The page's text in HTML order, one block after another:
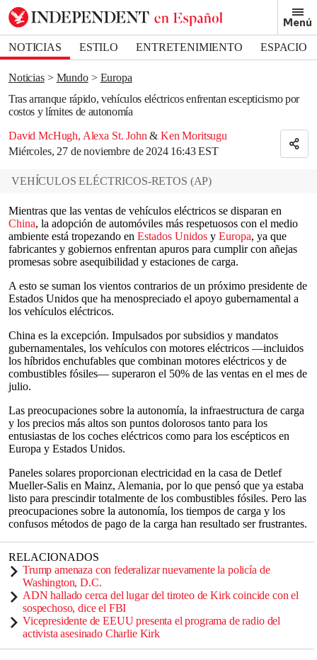
Menú
NOTICIAS ESTILO ENTRETENIMIENTO
ESPACIO
DEPORTES
Noticias Mundo
Europa
Tras arranque rápido, vehículos eléctricos enfrentan escepticismo por
costos y límites de autonomía
David McHugh, Alexa St. John & Ken Moritsugu
Miércoles, 27 de noviembre de 2024 16:43 EST
Bookmark popover
Removed from bookmarks
Close popover
VEHÍCULOS ELÉCTRICOS-RETOS (AP)
Mientras que las ventas de vehículos eléctricos se disparan en
China, la adopción de automóviles más respetuosos con el medio
ambiente está tropezando en Estados Unidos y Europa, ya que
fabricantes y gobiernos enfrentan apuros para cumplir con añejas
promesas sobre asequibilidad y estaciones de carga.
A esto se suman los vientos contrarios de un próximo presidente de
Estados Unidos que ha menospreciado el apoyo gubernamental a
los vehículos eléctricos.
China es la excepción. Impulsados por subsidios y mandatos
gubernamentales, los vehículos con motores eléctricos —incluidos
los híbridos enchufables que combinan motores eléctricos y de
combustibles fósiles— superaron el 50% de las ventas en el mes de
julio.
Las preocupaciones sobre la autonomía, la infraestructura de carga
y los precios más altos son puntos dolorosos tanto para los
entusiastas de los coches eléctricos como para los escépticos en
Europa y Estados Unidos.
Paneles solares proporcionan electricidad en la casa de Detlef
Mueller-Salis en Mainz, Alemania, por lo que pensó que ya estaba
listo para prescindir totalmente de los combustibles fósiles. Pero las
preocupaciones sobre la autonomía, los tiempos de carga y los
confusos métodos de pago de la carga han resultado ser frustrantes.
RELACIONADOS
Trump amenaza con federalizar nuevamente la policía de
Washington, D.C.
ADN hallado cerca del lugar del tiroteo de Kirk coincide con el
sospechoso, dice el FBI
Vicepresidente de EEUU presenta el programa de radio del
activista asesinado Charlie Kirk